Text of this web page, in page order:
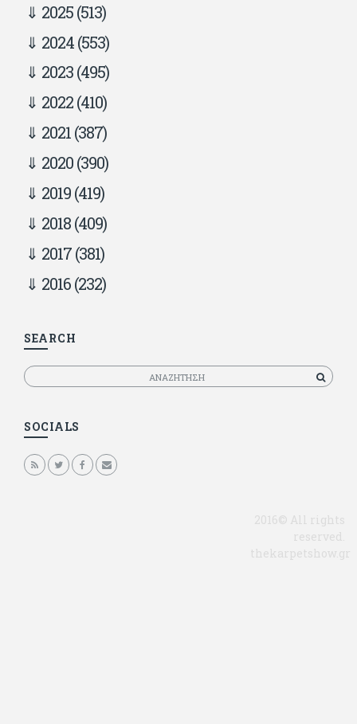
2025(513)
2024(553)
2023(495)
2022(410)
2021(387)
2020(390)
2019(419)
2018(409)
2017(381)
2016(232)
SEARCH
Αναζητηση
SOCIALS